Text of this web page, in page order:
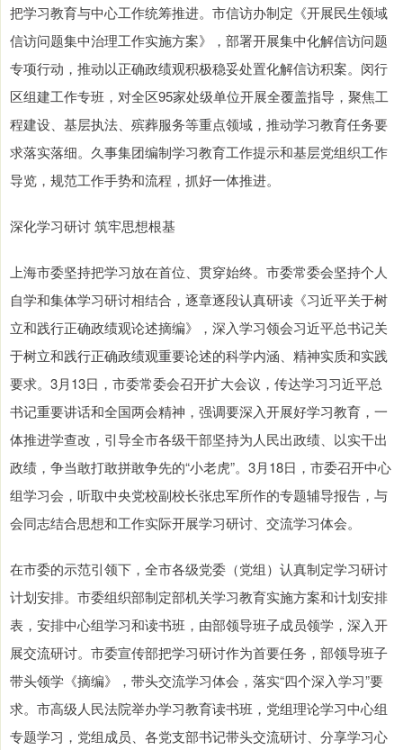
把学习教育与中心工作统筹推进。市信访办制定《开展民生领域
信访问题集中治理工作实施方案》，部署开展集中化解信访问题
专项行动，推动以正确政绩观积极稳妥处置化解信访积案。闵行
区组建工作专班，对全区95家处级单位开展全覆盖指导，聚焦工
程建设、基层执法、殡葬服务等重点领域，推动学习教育任务要
求落实落细。久事集团编制学习教育工作提示和基层党组织工作
导览，规范工作手势和流程，抓好一体推进。
深化学习研讨 筑牢思想根基
上海市委坚持把学习放在首位、贯穿始终。市委常委会坚持个人
自学和集体学习研讨相结合，逐章逐段认真研读《习近平关于树
立和践行正确政绩观论述摘编》，深入学习领会习近平总书记关
于树立和践行正确政绩观重要论述的科学内涵、精神实质和实践
要求。3月13日，市委常委会召开扩大会议，传达学习习近平总
书记重要讲话和全国两会精神，强调要深入开展好学习教育，一
体推进学查改，引导全市各级干部坚持为人民出政绩、以实干出
政绩，争当敢打敢拼敢争先的“小老虎”。3月18日，市委召开中心
组学习会，听取中央党校副校长张忠军所作的专题辅导报告，与
会同志结合思想和工作实际开展学习研讨、交流学习体会。
在市委的示范引领下，全市各级党委（党组）认真制定学习研讨
计划安排。市委组织部制定部机关学习教育实施方案和计划安排
表，安排中心组学习和读书班，由部领导班子成员领学，深入开
展交流研讨。市委宣传部把学习研讨作为首要任务，部领导班子
带头领学《摘编》，带头交流学习体会，落实“四个深入学习”要
求。市高级人民法院举办学习教育读书班，党组理论学习中心组
专题学习，党组成员、各党支部书记带头交流研讨、分享学习心